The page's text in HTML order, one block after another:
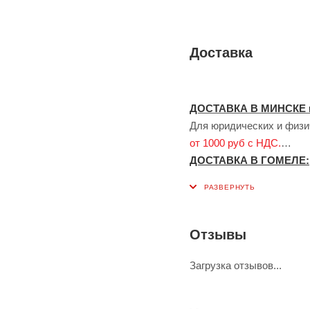
Доставка
ДОСТАВКА В МИНСКЕ
Для юридических и
от 1000 руб с НДС.
ДОСТАВКА В ГОМЕЛЕ:
Также возможна
ДОСТАВКА ПО
Отзывы
Загрузка отзывов...